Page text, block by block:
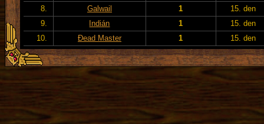
8.
Galwail 1
15. den
9.
Indián 1
15. den
10.
Đead Master 1 15. den